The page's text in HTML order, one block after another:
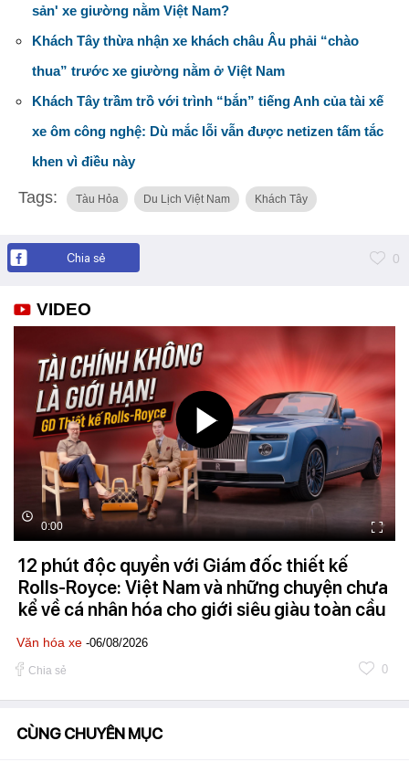
sản' xe giường nằm Việt Nam?
Khách Tây thừa nhận xe khách châu Âu phải “chào
thua” trước xe giường nằm ở Việt Nam
Khách Tây trầm trồ với trình “bắn” tiếng Anh của tài xế
xe ôm công nghệ: Dù mắc lỗi vẫn được netizen tấm tắc
khen vì điều này
Tags: Tàu Hỏa Du Lịch Việt Nam Khách Tây
Chia sẻ 0
VIDEO
0:00
12 phút độc quyền với Giám đốc thiết kế
Rolls-Royce: Việt Nam và những chuyện chưa
kể về cá nhân hóa cho giới siêu giàu toàn cầu
Văn hóa xe -06/08/2026
Chia sẻ 0
CÙNG CHUYÊN MỤC